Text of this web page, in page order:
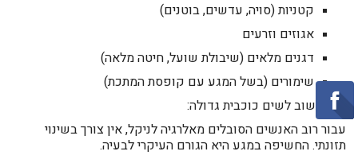
קטניות (סויה, עדשים, בוטנים)
אגוזים וזרעים
דגנים מלאים (שיבולת שועל, חיטה מלאה)
שימורים (בשל המגע עם קופסת המתכת)
כאן חשוב לשים כוכבית גדולה:
עבור רוב האנשים הסובלים מאלרגיה לניקל, אין צורך בשינוי
תזונתי. החשיפה במגע היא הגורם העיקרי לבעיה.